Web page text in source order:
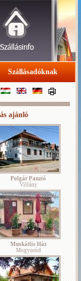
Szállásadóknak
ajánló
Polgár Panzió
Villány
Muskátlis Ház
Mogyoród